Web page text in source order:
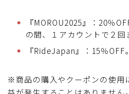
『MOROU2025』：20％
の間、１アカウントで２回
『RideJapan』：15％OFF
※商品の購入やクーポンの使用